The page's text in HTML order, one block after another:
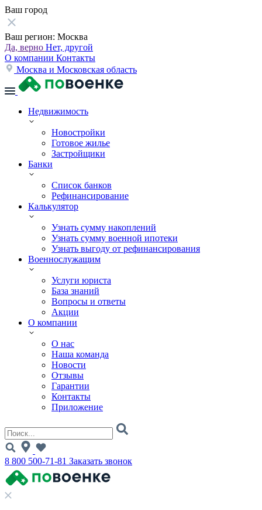
Ваш город
Ваш регион: Москва
Да, верно Нет, другой
О компании Контакты
Москва и Московская область
Недвижимость
Новостройки
Готовое жилье
Застройщики
Банки
Список банков
Рефинансирование
Калькулятор
Узнать сумму накоплений
Узнать сумму военной ипотеки
Узнать выгоду от рефинансирования
Военнослужащим
Услуги юриста
База знаний
Вопросы и ответы
Акции
О компании
О нас
Наша команда
Новости
Отзывы
Гарантии
Контакты
Приложение
8 800 500-71-81 Заказать звонок